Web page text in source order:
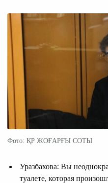
Фото: ҚР ЖОҒАРҒЫ СОТЫ
Уразбахова: Вы
туалете, которая